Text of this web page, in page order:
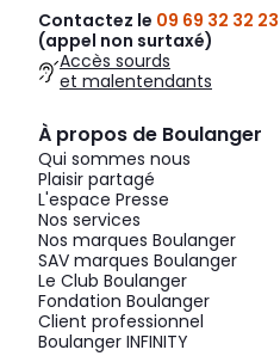
Contactez le 09 69 32 32 23
(appel non surtaxé)
Accès sourds
et malentendants
À propos de Boulanger
Qui sommes nous
Plaisir partagé
L'espace Presse
Nos services
Nos marques Boulanger
SAV marques Boulanger
Le Club Boulanger
Fondation Boulanger
Client professionnel
Boulanger INFINITY